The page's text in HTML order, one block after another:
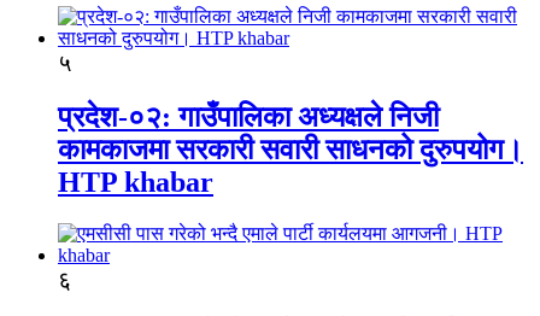
५
प्रदेश-०२: गाउँपालिका अध्यक्षले निजी
कामकाजमा सरकारी सवारी साधनको दुरुपयोग।
HTP khabar
६